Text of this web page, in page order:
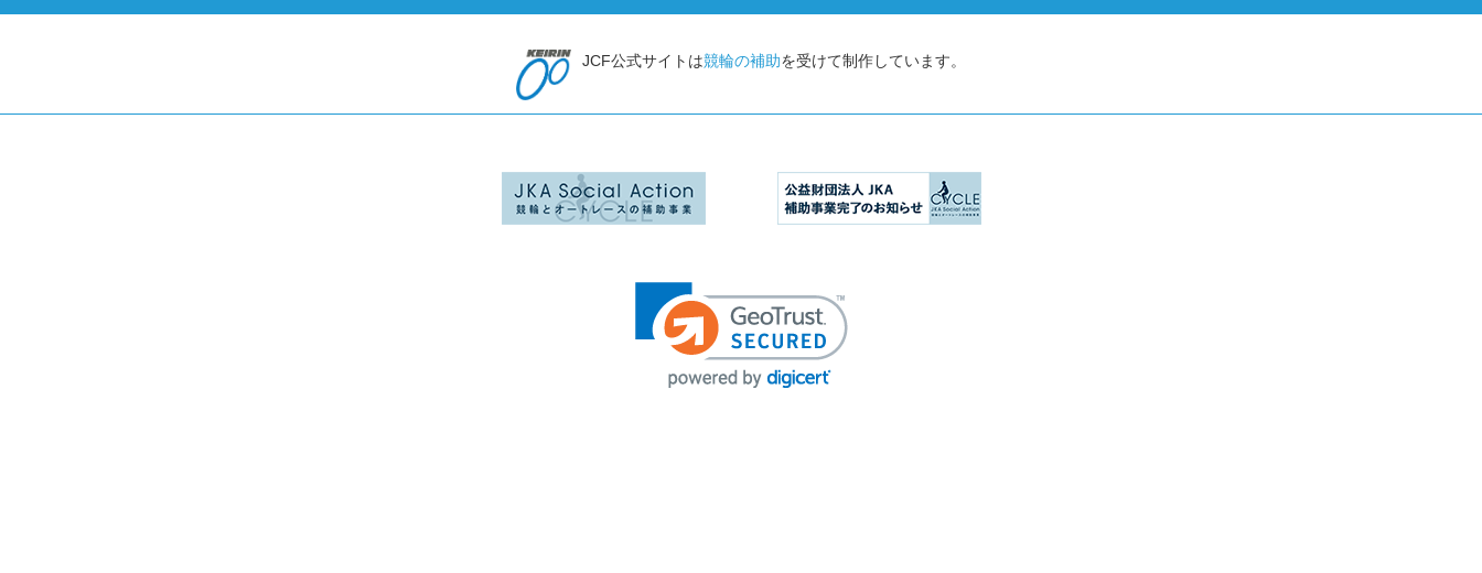
JCF公式サイトは競輪の補助を受けて制作しています。